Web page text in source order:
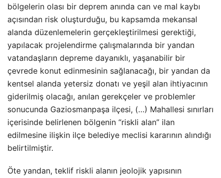
bölgelerin olası bir deprem anında can ve mal kaybı
açısından risk oluşturduğu, bu kapsamda mekansal
alanda düzenlemelerin gerçekleştirilmesi gerektiği,
yapılacak projelendirme çalışmalarında bir yandan
vatandaşların depreme dayanıklı, yaşanabilir bir
çevrede konut edinmesinin sağlanacağı, bir yandan da
kentsel alanda yetersiz donatı ve yeşil alan ihtiyacının
giderilmiş olacağı, anılan gerekçeler ve problemler
sonucunda Gaziosmanpaşa ilçesi, (…) Mahallesi sınırları
içerisinde belirlenen bölgenin “riskli alan” ilan
edilmesine ilişkin ilçe belediye meclisi kararının alındığı
belirtilmiştir.
Öte yandan, teklif riskli alanın jeolojik yapısının